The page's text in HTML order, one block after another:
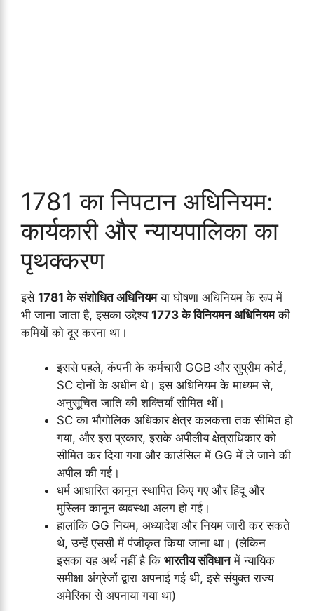
1781 का निपटान अधिनियम:
कार्यकारी और न्यायपालिका का
पृथक्करण
इसे 1781 के संशोधित अधिनियमया घोषणा अधिनियम के रूप में
भी जाना जाता है, इसका उद्देश्य 1773 के विनियमन अधिनियमकी
कमियों को दूर करना था।
इससे पहले, कंपनी के कर्मचारी GGB और सुप्रीम कोर्ट,
SC दोनों के अधीन थे। इस अधिनियम के माध्यम से,
अनुसूचित जाति की शक्तियाँ सीमित थीं।
SC का भौगोलिक अधिकार क्षेत्र कलकत्ता तक सीमित हो
गया, और इस प्रकार, इसके अपीलीय क्षेत्राधिकार को
सीमित कर दिया गया और काउंसिल में GG में ले जाने की
अपील की गई।
धर्म आधारित कानून स्थापित किए गए और हिंदू और
मुस्लिम कानून व्यवस्था अलग हो गई।
हालांकि GG नियम, अध्यादेश और नियम जारी कर सकते
थे, उन्हें एससी में पंजीकृत किया जाना था। (लेकिन
इसका यह अर्थ नहीं है कि भारतीय संविधानमें न्यायिक
समीक्षा अंग्रेजों द्वारा अपनाई गई थी, इसे संयुक्त राज्य
अमेरिका से अपनाया गया था)